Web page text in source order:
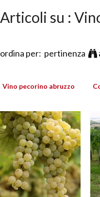
Articoli su :
ordina per: pertinenza
Vino pecorino abruzzo